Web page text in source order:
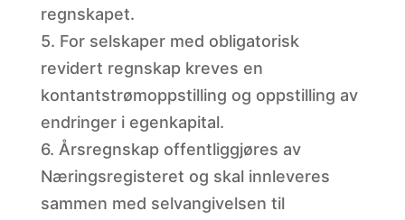
regnskapet.
5. For selskaper med obligatorisk
revidert regnskap kreves en
kontantstrømoppstilling og oppstilling av
endringer i egenkapital.
6. Årsregnskap offentliggjøres av
Næringsregisteret og skal innleveres
sammen med selvangivelsen til